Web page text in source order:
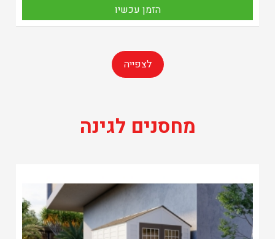
הזמן עכשיו
לצפייה
מחסנים לגינה